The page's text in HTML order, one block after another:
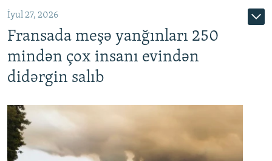
İyul 27, 2026
Fransada meşə yanğınları 250
mindən çox insanı evindən
didərgin salıb